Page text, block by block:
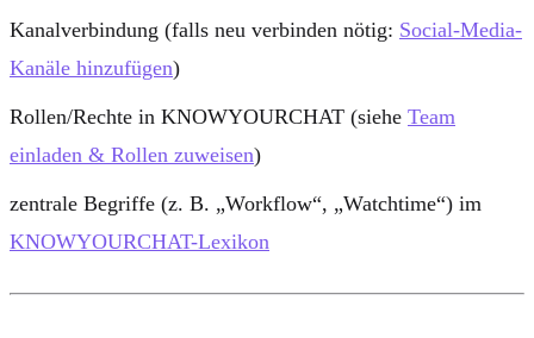
Kanalverbindung (falls neu verbinden nötig: Social-Media-
Kanäle hinzufügen)
Rollen/Rechte in KNOWYOURCHAT (siehe Team
einladen & Rollen zuweisen)
zentrale Begriffe (z. B. „Workflow“, „Watchtime“) im
KNOWYOURCHAT-Lexikon